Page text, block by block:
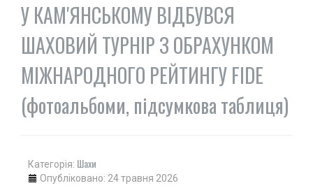
У КАМ'ЯНСЬКОМУ ВІДБУВСЯ
ШАХОВИЙ ТУРНІР З ОБРАХУНКОМ
МІЖНАРОДНОГО РЕЙТИНГУ FIDE
(фотоальбоми, підсумкова таблиця)
Категорія: Шахи
Опубліковано: 24 травня 2026